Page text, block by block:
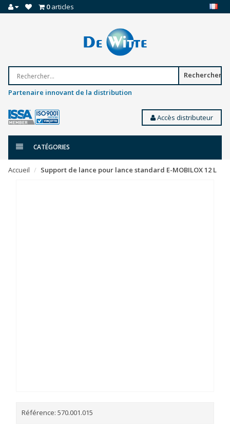
0articles
Rechercher
Partenaire innovant de la distribution
Accès distributeur
CATÉGORIES
Accueil Support de lance pour lance standard E-MOBILOX 12 L
Référence: 570.001.015